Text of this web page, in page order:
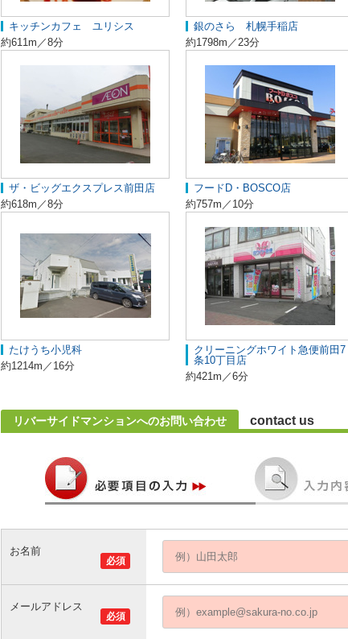
キッチンカフェ ユリシス
約611m／8分
銀のさら 札幌手稲店
約1798m／23分
ザ・ビッグエクスプレス前田店
約618m／8分
フードD・BOSCO店
約757m／10分
たけうち小児科
約1214m／16分
クリーニングホワイト急便前田7
条10丁目店
約421m／6分
リバーサイドマンションへのお問い合わせ contact us
必須
お名前
必須
メールアドレス